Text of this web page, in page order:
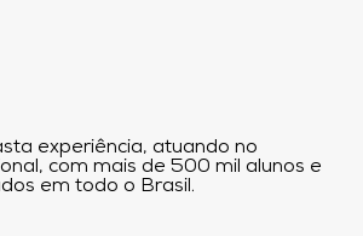
experiência, atuando no
com mais de 500 mil alunos e
em todo o Brasil.